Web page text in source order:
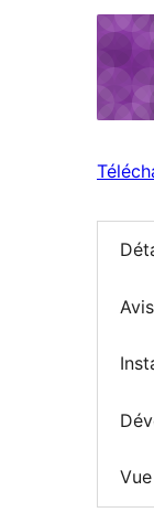
Avis